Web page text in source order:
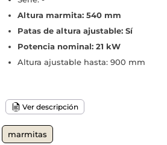
Altura marmita: 540 mm
Patas de altura ajustable: Sí
Potencia nominal: 21 kW
Altura ajustable hasta: 900 mm
Ver descripción
marmitas